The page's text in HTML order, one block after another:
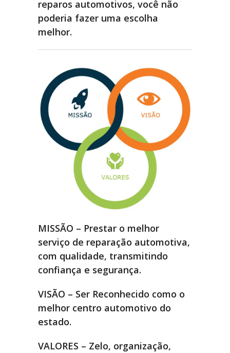
reparos automotivos, você não
poderia fazer uma escolha
melhor.
MISSÃO – Prestar o melhor
serviço de reparação automotiva,
com qualidade, transmitindo
confiança e segurança.
VISÃO – Ser Reconhecido como o
melhor centro automotivo do
estado.
VALORES – Zelo, organização,